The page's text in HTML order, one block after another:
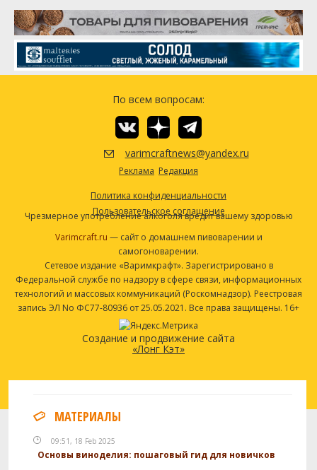
Хмель
Фальконерс Флайт (Falconer's
Flight)
170.12 г
Коламбус (Columbus)
Центенниал (Centennial)
California Ale (White Labs #WLP001)
Посмотреть рецепт полностью
По всем вопросам:
varimcraftnews@yandex.ru
Реклама Редакция
Политика конфиденциальности
Пользовательское соглашение
Чрезмерное употребление алкоголя вредит вашему здоровью
Varimcraft.ru — сайт о домашнем пивоварении и
самогоноварении.
Сетевое издание «Варимкрафт». Зарегистрировано в
Федеральной службе по надзору в сфере связи, информационных
технологий и массовых коммуникаций (Роскомнадзор). Реестровая
запись ЭЛ No ФС77-80936 от 25.05.2021. Все права защищены. 16+
Создание и продвижение сайта
«Лонг Кэт»
МАТЕРИАЛЫ
09:51, 18 Feb 2025
Основы виноделия: пошаговый гид для новичков